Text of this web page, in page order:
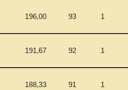
196,00 93 1
191,67 92 1
188,33 91 1